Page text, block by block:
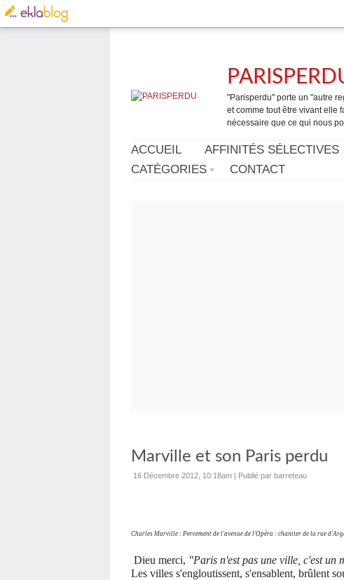
"Parisperdu" porte un "autre
et comme tout être vivant elle
nécessaire que ce qui nous
ACCUEIL AFFINITÉS SÉLECTIVES
CATÉGORIES
CONTACT
Marville et son Paris perdu
16 Décembre 2012, 10:18am | Publié par barreteau
Charles Marville : Percement de l'avenue de l'Opéra : chantier de la rue
Dieu merci, "Paris n'est pas une ville, c'est un
Les villes s'engloutissent, s'ensablent, brûlent